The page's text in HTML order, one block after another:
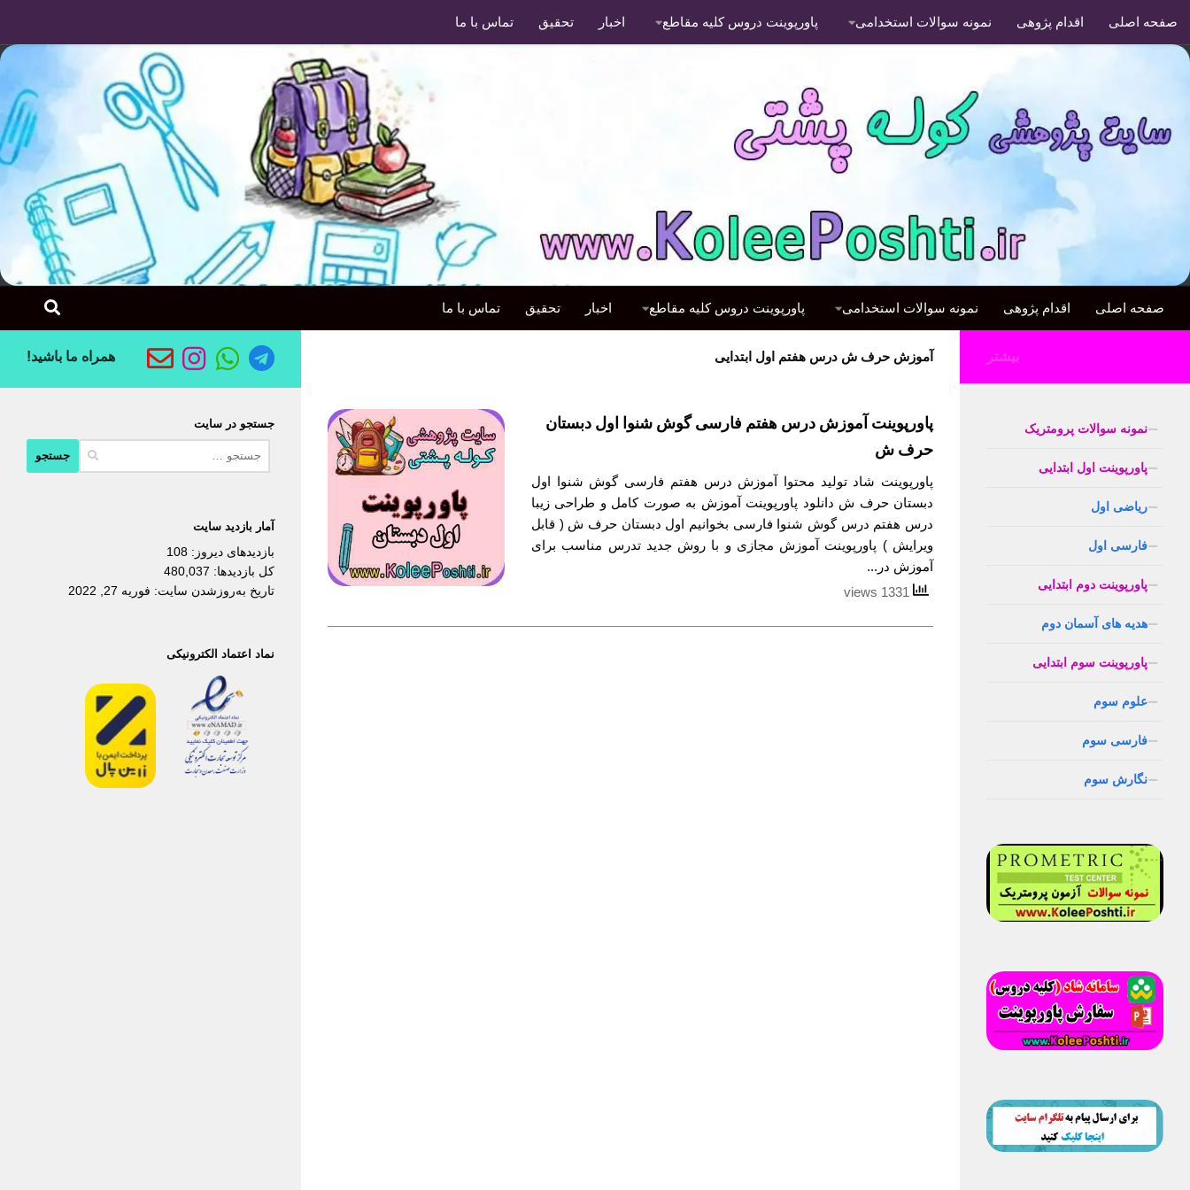
صفحه اصلی اقدام پژوهی نمونه سوالات استخدامی پاورپوینت دروس کلیه مقاطع اخبار تحقیق تماس با ما
صفحه اصلی اقدام پژوهی نمونه سوالات استخدامی پاورپوینت دروس کلیه مقاطع اخبار تحقیق تماس با ما
آموزش حرف ش درس هفتم اول ابتدایی
پاورپوینت آموزش درس هفتم فارسی گوش شنوا اول دبستان
حرف ش
پاورپوینت شاد تولید محتوا آموزش درس هفتم فارسی گوش شنوا اول
دبستان حرف ش دانلود پاورپوینت آموزش به صورت کامل و طراحی زیبا
درس هفتم درس گوش شنوا فارسی بخوانیم اول دبستان حرف ش ( قابل
ویرایش ) پاورپوینت آموزش مجازی و با روش جدید تدرس مناسب برای
آموزش در...
همراه ما باشید!
جستجو در سایت
آمار بازدید سایت
بازدیدهای دیروز: 108
کل بازدیدها: 480,037
تاریخ به‌روزشدن سایت: فوریه 27, 2022
نماد اعتماد الکترونیکی
بیشتر
نمونه سوالات پرومتریک
پاورپوینت اول ابتدایی
ریاضی اول
فارسی اول
پاورپوینت دوم ابتدایی
هدیه های آسمان دوم
پاورپوینت سوم ابتدایی
علوم سوم
فارسی سوم
نگارش سوم